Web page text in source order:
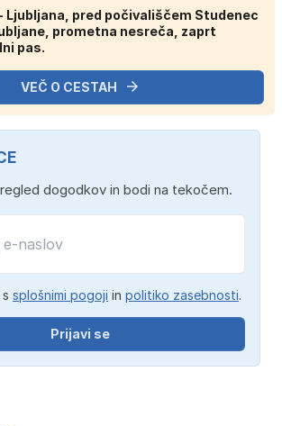
- Ljubljana, pred počivališčem Studenec
prometna nesreča, zaprt
pas.
VEČ O CESTAH
dogodkov in bodi na tekočem.
splošnimi pogoji in politiko zasebnosti.
Prijavi se